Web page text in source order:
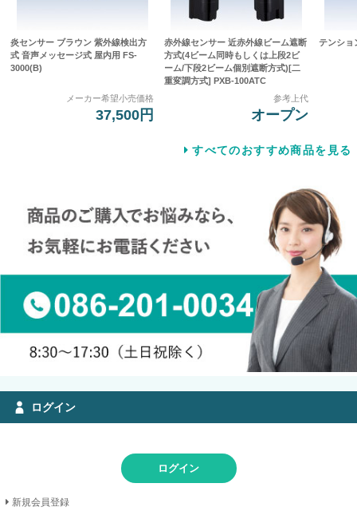
炎センサー ブラウン 紫外線検出方
式 音声メッセージ式 屋内用 FS-
3000(B)
メーカー希望小売価格
37,500円
赤外線センサー 近赤外線ビーム遮断
方式(4ビーム同時もしくは上段2ビ
ーム/下段2ビーム個別遮断方式)[二
重変調方式] PXB-100ATC
参考上代
オープン
テンショ
すべてのおすすめ商品を見る
ログイン
ログイン
新規会員登録